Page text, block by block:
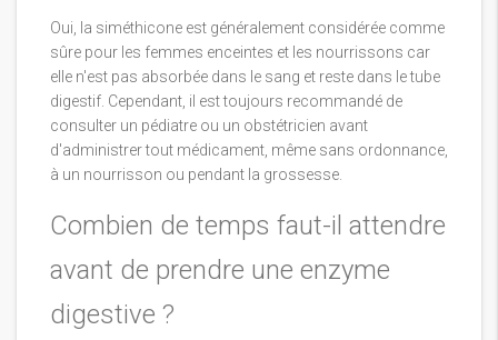
Oui, la siméthicone est généralement considérée comme
sûre pour les femmes enceintes et les nourrissons car
elle n'est pas absorbée dans le sang et reste dans le tube
digestif. Cependant, il est toujours recommandé de
consulter un pédiatre ou un obstétricien avant
d'administrer tout médicament, même sans ordonnance,
à un nourrisson ou pendant la grossesse.
Combien de temps faut-il attendre
avant de prendre une enzyme
digestive ?